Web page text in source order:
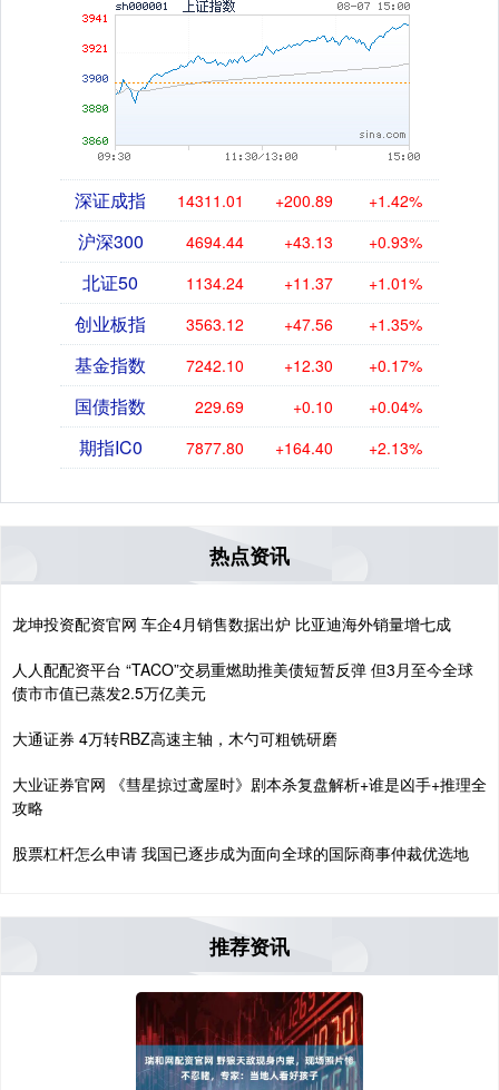
深证成指 14311.01 +200.89 +1.42%
沪深300 4694.44 +43.13 +0.93%
北证50 1134.24 +11.37 +1.01%
创业板指 3563.12 +47.56 +1.35%
基金指数 7242.10 +12.30 +0.17%
国债指数 229.69 +0.10 +0.04%
期指IC0 7877.80 +164.40 +2.13%
热点资讯
龙坤投资配资官网 车企4月销售数据出炉 比亚迪海外销量增七成
人人配配资平台 “TACO”交易重燃助推美债短暂反弹 但3月至今全球
债市市值已蒸发2.5万亿美元
大通证券 4万转RBZ高速主轴，木勺可粗铣研磨
大业证券官网 《彗星掠过鸢屋时》剧本杀复盘解析+谁是凶手+推理全
攻略
股票杠杆怎么申请 我国已逐步成为面向全球的国际商事仲裁优选地
推荐资讯